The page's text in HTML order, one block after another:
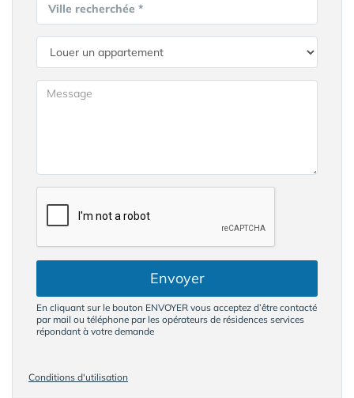
Ville recherchée *
Envoyer
En cliquant sur le bouton ENVOYER vous acceptez d’être contacté
par mail ou téléphone par les opérateurs de résidences services
répondant à votre demande
Conditions d'utilisation